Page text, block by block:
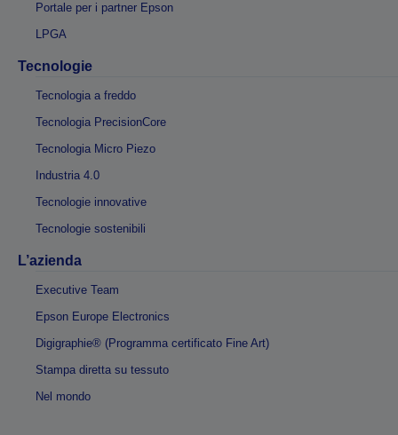
Portale per i partner Epson
LPGA
Tecnologie
Tecnologia a freddo
Tecnologia PrecisionCore
Tecnologia Micro Piezo
Industria 4.0
Tecnologie innovative
Tecnologie sostenibili
L’azienda
Executive Team
Epson Europe Electronics
Digigraphie® (Programma certificato Fine Art)
Stampa diretta su tessuto
Nel mondo